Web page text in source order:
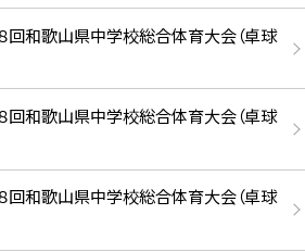
和歌山県中学校総合体育大会（卓球
和歌山県中学校総合体育大会（卓球
和歌山県中学校総合体育大会（卓球